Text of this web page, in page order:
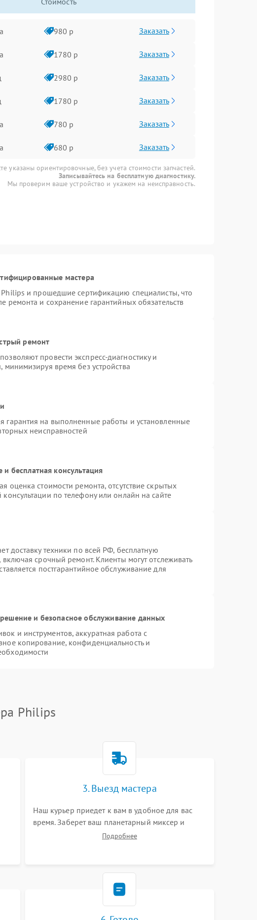
980 р Заказать
1780 р Заказать
2980 р Заказать
1780 р Заказать
780 р Заказать
680 р Заказать
указаны ориентировочные, без учета стоимости запчастей.
Записывайтесь на бесплатную диагностику.
Мы проверим ваше устройство и укажем на неисправность.
мастера
и прошедшие сертификацию специалисты, что
ремонта и сохранение гарантийных обязательств
ремонт
провести экспресс-диагностику и
минимизируя время без устройства
гарантия на выполненные работы и установленные
неисправностей
бесплатная консультация
оценка стоимости ремонта, отсутствие скрытых
по телефону или онлайн на сайте
доставку техники по всей РФ, бесплатную
срочный ремонт. Клиенты могут отслеживать
постгарантийное обслуживание для
и безопасное обслуживание данных
и инструментов, аккуратная работа с
копирование, конфиденциальность и
Philips
3. Выезд мастера
Наш курьер приедет к вам в удобное для вас
время. Заберет ваш планетарный миксер и
привезет на склад для диагностики.
Подробнее